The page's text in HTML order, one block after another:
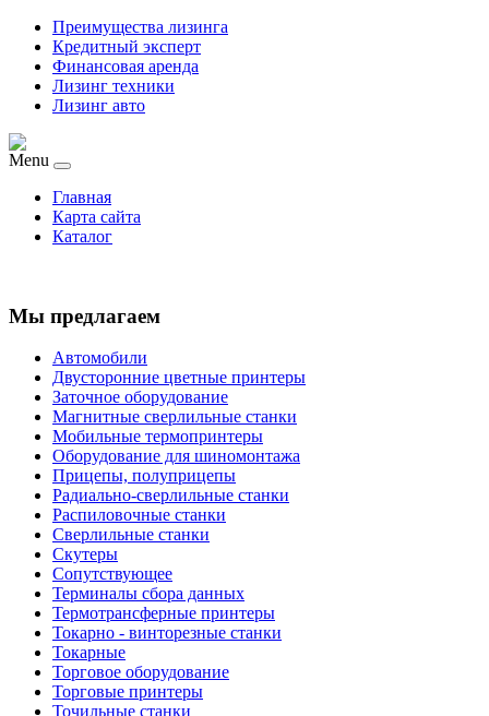
Преимущества лизинга
Кредитный эксперт
Финансовая аренда
Лизинг техники
Лизинг авто
Menu
Главная
Карта сайта
Каталог
Мы предлагаем
Автомобили
Двусторонние цветные принтеры
Заточное оборудование
Магнитные сверлильные станки
Мобильные термопринтеры
Оборудование для шиномонтажа
Прицепы, полуприцепы
Радиально-сверлильные станки
Распиловочные станки
Сверлильные станки
Скутеры
Сопутствующее
Терминалы сбора данных
Термотрансферные принтеры
Токарно - винторезные станки
Токарные
Торговое оборудование
Торговые принтеры
Точильные станки